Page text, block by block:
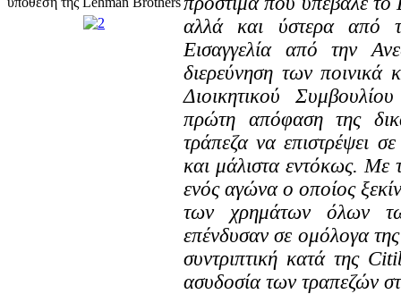
αλλά και ύστερα από
Εισαγγελία από την
διερεύνηση των
Διοικητικού
πρώτη απόφαση της
τράπεζα να επιστρέψει
και μάλιστα εντόκως. Με
ενός αγώνα ο οποίος
των χρημάτων όλων
επένδυσαν σε ομόλογα
συντριπτική κατά της
ασυδοσία των τραπεζών